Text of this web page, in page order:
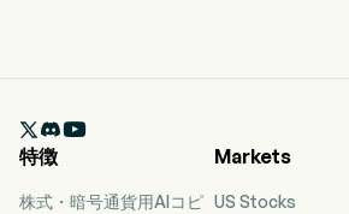

特徴
株式・暗号通貨用AIコピ
Markets
US Stocks